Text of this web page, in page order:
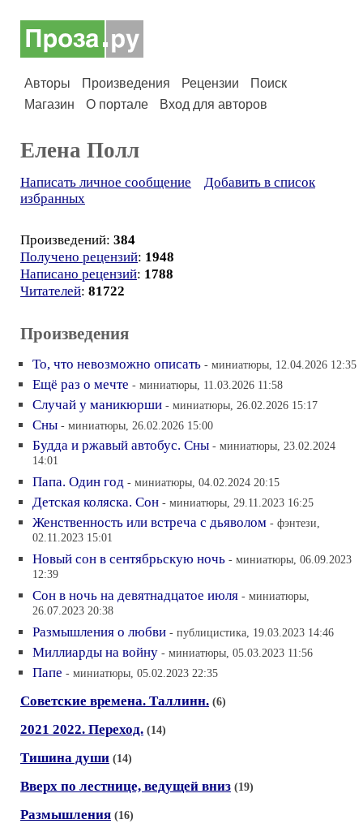
Авторы Произведения Рецензии
Поиск
Магазин
О портале Вход для авторов
Елена Полл
Написать личное сообщение
Добавить в список
избранных
Произведений: 384
Получено рецензий: 1948
Написано рецензий: 1788
Читателей: 81722
Произведения
То, что невозможно описать - миниатюры, 12.04.2026 12:35
Ещё раз о мечте - миниатюры, 11.03.2026 11:58
Случай у маникюрши - миниатюры, 26.02.2026 15:17
Сны - миниатюры, 26.02.2026 15:00
Будда и ржавый автобус. Сны - миниатюры, 23.02.2024
14:01
Папа. Один год - миниатюры, 04.02.2024 20:15
Детская коляска. Сон - миниатюры, 29.11.2023 16:25
Женственность или встреча с дьяволом - фэнтези,
02.11.2023 15:01
Новый сон в сентябрьскую ночь - миниатюры, 06.09.2023
12:39
Сон в ночь на девятнадцатое июля - миниатюры,
26.07.2023 20:38
Размышления о любви - публицистика, 19.03.2023 14:46
Миллиарды на войну - миниатюры, 05.03.2023 11:56
Папе - миниатюры, 05.02.2023 22:35
Советские времена. Таллинн. (6)
2021 2022. Переход. (14)
Тишина души (14)
Вверх по лестнице, ведущей вниз (19)
Размышления (16)